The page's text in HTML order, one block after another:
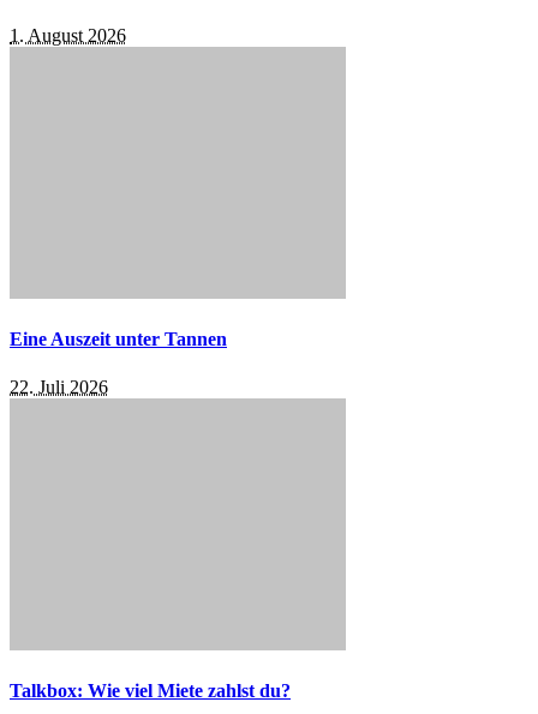
1. August 2026
Eine Auszeit unter Tannen
22. Juli 2026
Talkbox: Wie viel Miete zahlst du?